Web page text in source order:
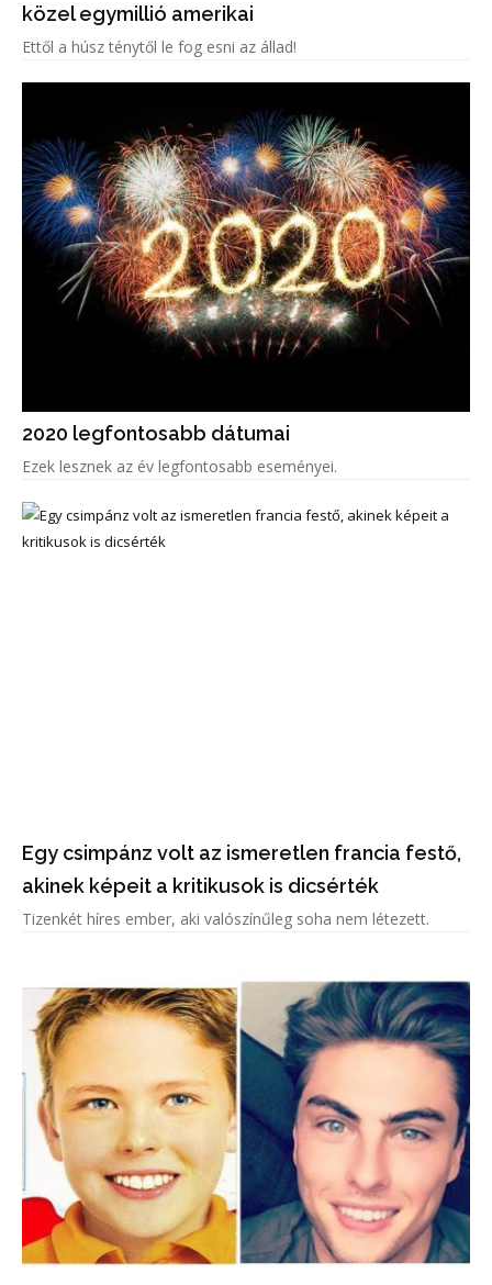
közel egymillió amerikai
Ettől a húsz ténytől le fog esni az állad!
2020 legfontosabb dátumai
Ezek lesznek az év legfontosabb eseményei.
Egy csimpánz volt az ismeretlen francia festő,
akinek képeit a kritikusok is dicsérték
Tizenkét híres ember, aki valószínűleg soha nem létezett.